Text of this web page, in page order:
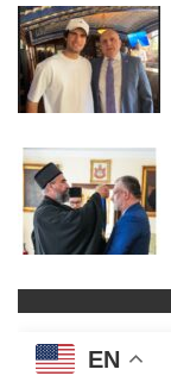
EN